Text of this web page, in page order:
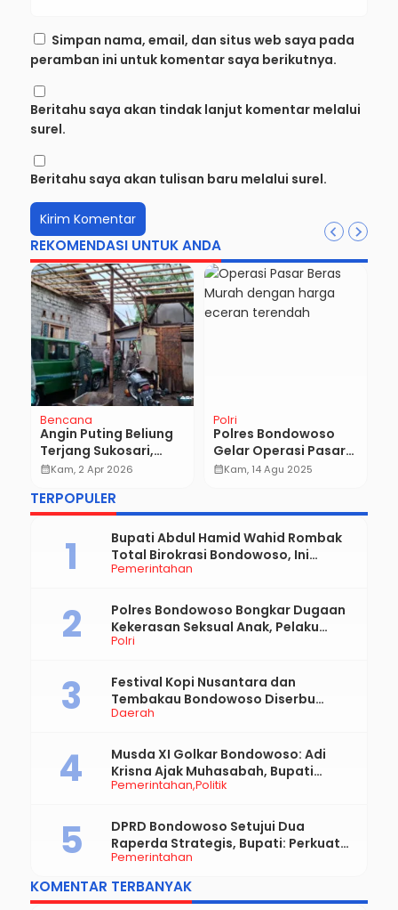
Simpan nama, email, dan situs web saya pada
peramban ini untuk komentar saya berikutnya.
Beritahu saya akan tindak lanjut komentar melalui
surel.
Beritahu saya akan tulisan baru melalui surel.
REKOMENDASI UNTUK ANDA
Wisata
Bromo Bersih, Wisata
Makin Bergengsi:
Kolaborasi Besar
Timur
calendar_monthSen, 16 Feb 2026
Jawa timur
Polres Kediri Kota
Sikat Knalpot Brong,
Puluhan Motor Disita
calendar_monthSel, 14 Okt 2025
TERPOPULER
Pemerintahan
Bupati Abdul Hamid Wahid Rombak
Total Birokrasi Bondowoso, Ini
Daftar Pejabat Yang Resmi Dilantik
Polri
Polres Bondowoso Bongkar Dugaan
Kekerasan Seksual Anak, Pelaku
Diduga Ayah Kandung
Daerah
Festival Kopi Nusantara dan
Tembakau Bondowoso Diserbu
Pengunjung
Pemerintahan Politik
Musda XI Golkar Bondowoso: Adi
Krisna Ajak Muhasabah, Bupati
Hamid Dorong Sinergi untuk
Pemerintahan
DPRD Bondowoso Setujui Dua
Raperda Strategis, Bupati: Perkuat
Fiskal Daerah dan Demokrasi Desa
KOMENTAR TERBANYAK